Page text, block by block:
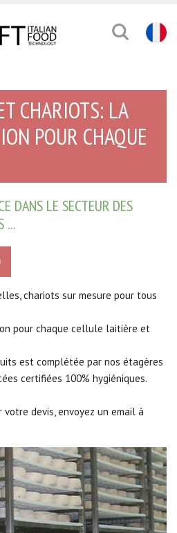
CHARIOTS: LA
POUR CHAQUE
DANS LE SECTEUR DES
...
chariots sur mesure pour tous
pour chaque cellule laitière et
est complétée par nos étagères
certifiées 100% hygiéniques.
votre devis, envoyez un email à